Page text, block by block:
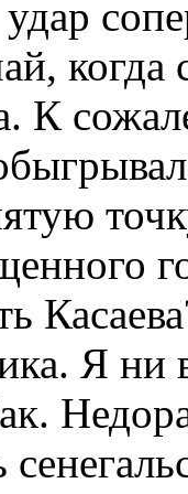
когда
К
Я ни